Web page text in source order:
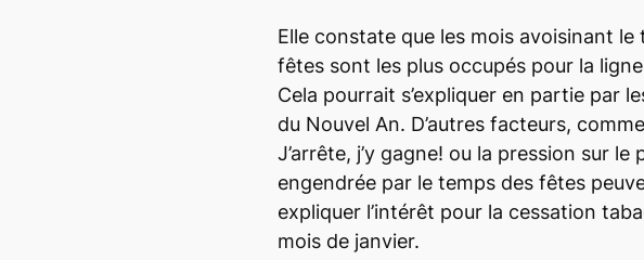
Elle constate que les mois avoisinant le
fêtes sont les plus occupés pour la
Cela pourrait s’expliquer en partie par
du Nouvel An. D’autres facteurs,
J’arrête, j’y gagne! ou la pression sur le
engendrée par le temps des fêtes
expliquer l’intérêt pour la cessation
mois de janvier.